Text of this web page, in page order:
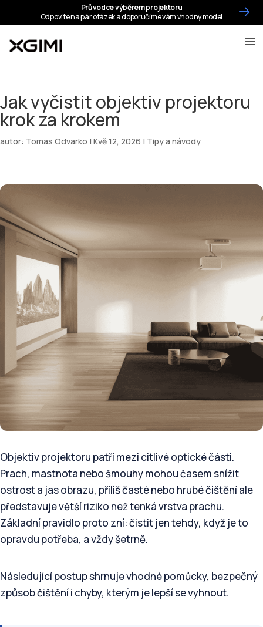
Jak vyčistit objektiv projektoru
krok za krokem
autor: Tomas Odvarko | Kvě 12, 2026 | Tipy a návody
Objektiv projektoru patří mezi citlivé optické části.
Prach, mastnota nebo šmouhy mohou časem snížit
ostrost a jas obrazu, příliš časté nebo hrubé čištění ale
představuje větší riziko než tenká vrstva prachu.
Základní pravidlo proto zní: čistit jen tehdy, když je to
opravdu potřeba, a vždy šetrně.
Následující postup shrnuje vhodné pomůcky, bezpečný
způsob čištění i chyby, kterým je lepší se vyhnout.